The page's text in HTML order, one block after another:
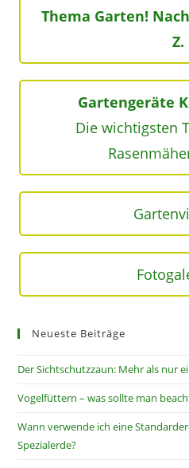
Thema Garten!
Z.
Gartengeräte
Die wichtigsten
Neueste Beiträge
Der Sichtschutzzaun: Mehr als nur
Vogelfüttern – was sollte man
Wann verwende ich eine
Spezialerde?